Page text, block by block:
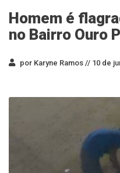
Homem é
no Bairro Ouro
por Karyne Ramos // 10 de